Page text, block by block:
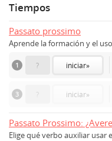
Tiempos
Passato prossimo
Aprende la formación y el
1 ? iniciar»
3 ? iniciar»
Passato Prossimo:
Elige qué verbo auxiliar usar